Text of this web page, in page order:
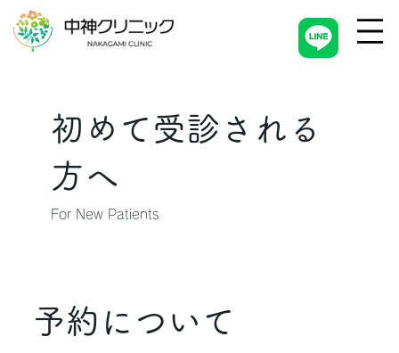
予約について
初めて受診される
方へ
For New Patients